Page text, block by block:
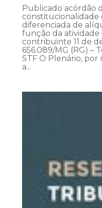
Publicado acórdão
constitucionalidade
diferenciada de
função da atividade
contribuinte 11 de
656.089/MG (RG) –
STF O Plenário,
a...